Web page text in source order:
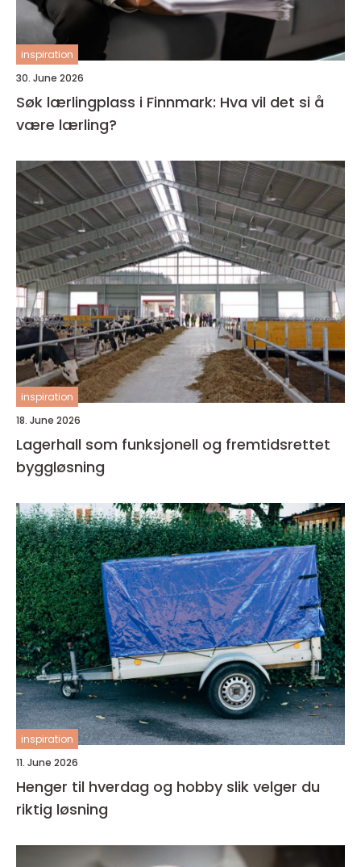
inspiration
30. June 2026
Søk lærlingplass i Finnmark: Hva vil det si å
være lærling?
inspiration
18. June 2026
Lagerhall som funksjonell og fremtidsrettet
byggløsning
inspiration
11. June 2026
Henger til hverdag og hobby slik velger du
riktig løsning